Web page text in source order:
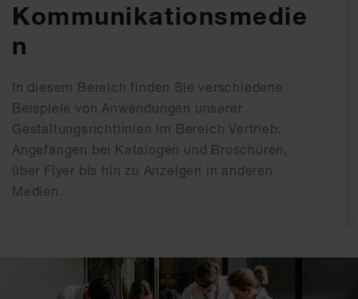
Kommunikationsmedie
n
In diesem Bereich finden Sie verschiedene
Beispiele von Anwendungen unserer
Gestaltungsrichtlinien im Bereich Vertrieb:
Angefangen bei Katalogen und Broschüren,
über Flyer bis hin zu Anzeigen in anderen
Medien.